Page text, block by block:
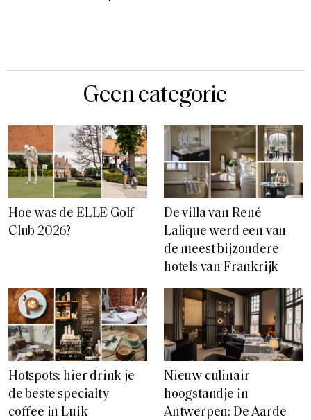
Geen categorie
Hoe was de ELLE Golf
Club 2026?
De villa van René
Lalique werd een van
de meest bijzondere
hotels van Frankrijk
Hotspots: hier drink je
de beste specialty
coffee in Luik
Nieuw culinair
hoogstandje in
Antwerpen: De Aarde